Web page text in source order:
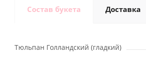
Состав букета Доставка
Тюльпан Голландский (гладкий)